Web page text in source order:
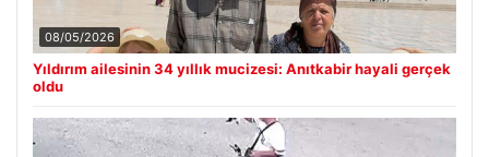
08/05/2026
Yıldırım ailesinin 34 yıllık mucizesi: Anıtkabir hayali gerçek
oldu